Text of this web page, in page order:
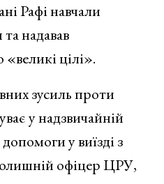
Рафі навчали
надавав
«великі цілі».
зусиль проти
у надзвичайній
у виїзді з
офіцер ЦРУ,